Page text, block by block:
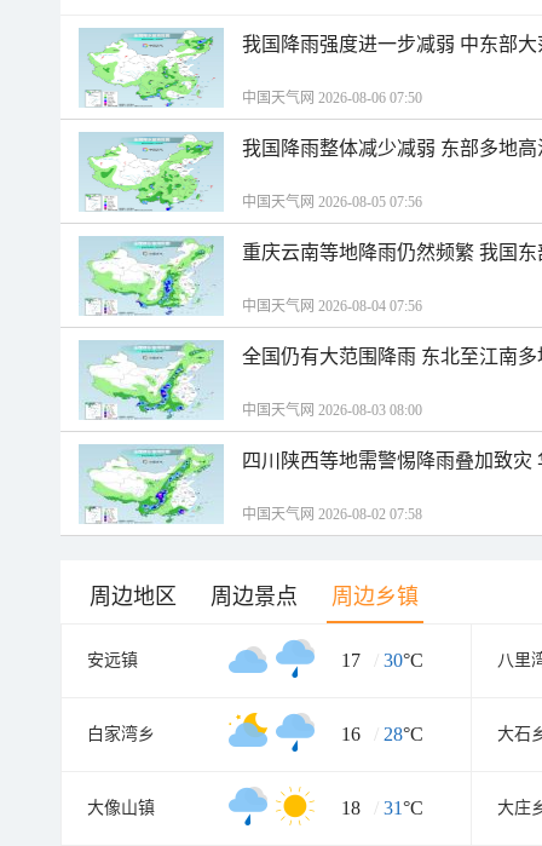
我国降雨强度进一步减弱 中东部
中国天气网 2026-08-06 07:50
我国降雨整体减少减弱 东部多地
中国天气网 2026-08-05 07:56
重庆云南等地降雨仍然频繁 我国
中国天气网 2026-08-04 07:56
全国仍有大范围降雨 东北至江南
中国天气网 2026-08-03 08:00
四川陕西等地需警惕降雨叠加致
中国天气网 2026-08-02 07:58
周边地区 周边景点 周边乡镇
安远镇 17 / 30°C 八里
白家湾乡 16 / 28°C 大石
大像山镇 18 / 31°C 大庄